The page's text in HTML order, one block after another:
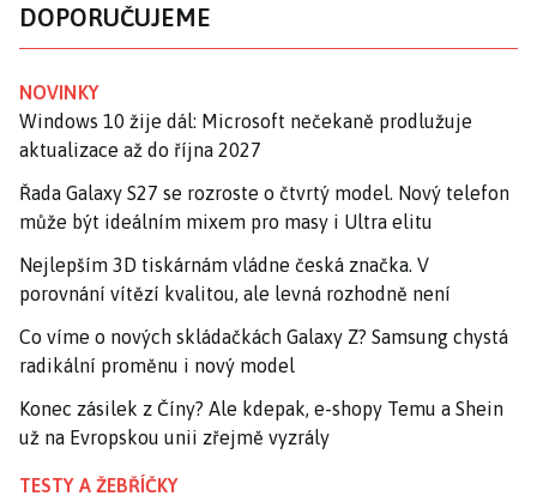
DOPORUČUJEME
NOVINKY
Windows 10 žije dál: Microsoft nečekaně prodlužuje
aktualizace až do října 2027
Řada Galaxy S27 se rozroste o čtvrtý model. Nový telefon
může být ideálním mixem pro masy i Ultra elitu
Nejlepším 3D tiskárnám vládne česká značka. V
porovnání vítězí kvalitou, ale levná rozhodně není
Co víme o nových skládačkách Galaxy Z? Samsung chystá
radikální proměnu i nový model
Konec zásilek z Číny? Ale kdepak, e-shopy Temu a Shein
už na Evropskou unii zřejmě vyzrály
TESTY A ŽEBŘÍČKY